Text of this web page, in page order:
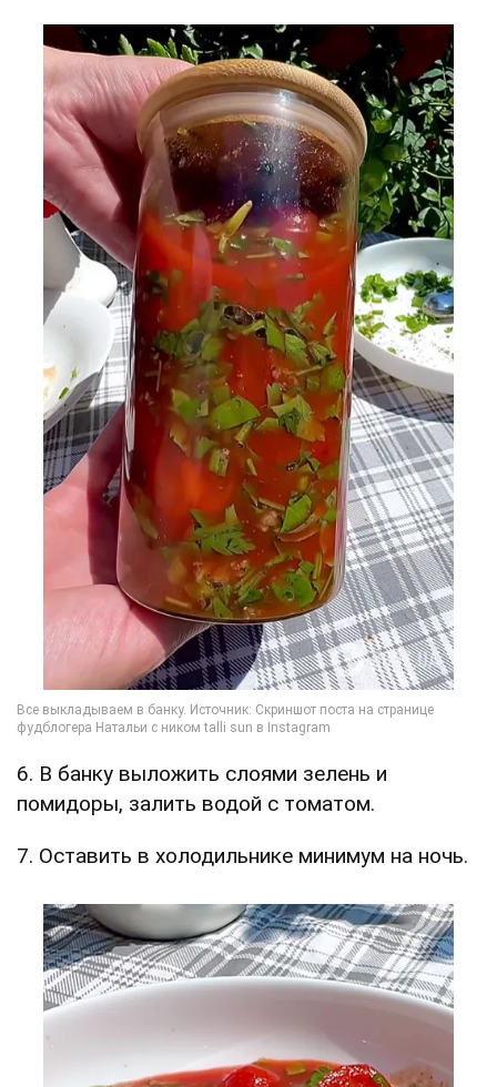
6. В банку выложить слоями зелень и
помидоры, залить водой с томатом.
7. Оставить в холодильнике минимум на ночь.